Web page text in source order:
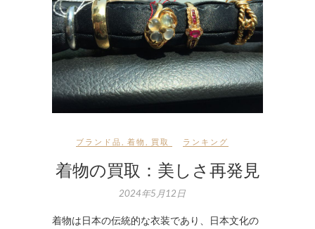
ブランド品 着物 買取 ランキング
着物の買取：美しさ再発見
2024年5月12日
着物は日本の伝統的な衣装であり、日本文化の